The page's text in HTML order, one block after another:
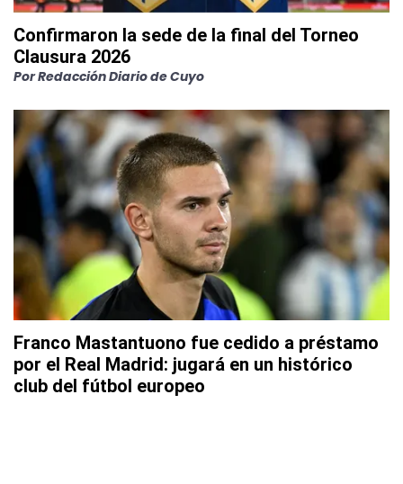
Confirmaron la sede de la final del Torneo
Clausura 2026
PorRedacción Diario de Cuyo
Franco Mastantuono fue cedido a préstamo
por el Real Madrid: jugará en un histórico
club del fútbol europeo